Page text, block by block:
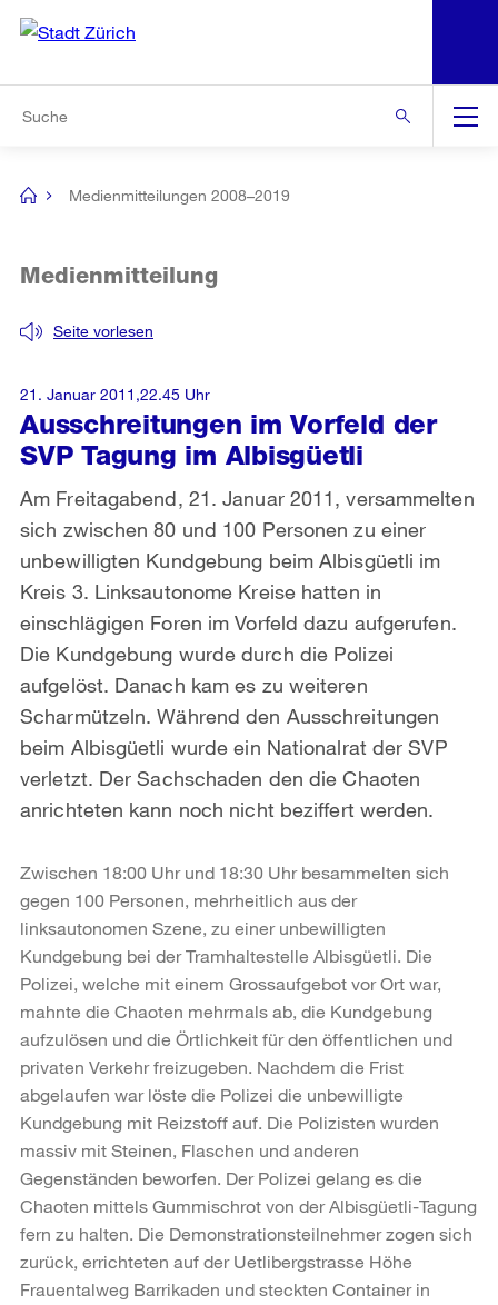
Navigation
[no
Medienmitteilungen 2008–2019
Ausschreitungen im Vorfeld der
SVP Tagung im Albisgüetli
Seite vorlesen
Medienmitteilung
Am Freitagabend, 21. Januar 2011, versammelten
sich zwischen 80 und 100 Personen zu einer
unbewilligten Kundgebung beim Albisgüetli im
Kreis 3. Linksautonome Kreise hatten in
einschlägigen Foren im Vorfeld dazu aufgerufen.
Die Kundgebung wurde durch die Polizei
aufgelöst. Danach kam es zu weiteren
Scharmützeln. Während den Ausschreitungen
beim Albisgüetli wurde ein Nationalrat der SVP
verletzt. Der Sachschaden den die Chaoten
anrichteten kann noch nicht beziffert werden.
21. Januar 2011,22.45 Uhr
Zwischen 18:00 Uhr und 18:30 Uhr besammelten sich
gegen 100 Personen, mehrheitlich aus der
linksautonomen Szene, zu einer unbewilligten
Kundgebung bei der Tramhaltestelle Albisgüetli. Die
Polizei, welche mit einem Grossaufgebot vor Ort war,
mahnte die Chaoten mehrmals ab, die Kundgebung
aufzulösen und die Örtlichkeit für den öffentlichen und
privaten Verkehr freizugeben. Nachdem die Frist
abgelaufen war löste die Polizei die unbewilligte
Kundgebung mit Reizstoff auf. Die Polizisten wurden
massiv mit Steinen, Flaschen und anderen
Gegenständen beworfen. Der Polizei gelang es die
Chaoten mittels Gummischrot von der Albisgüetli-Tagung
fern zu halten. Die Demonstrationsteilnehmer zogen sich
zurück, errichteten auf der Uetlibergstrasse Höhe
Frauentalweg Barrikaden und steckten Container in